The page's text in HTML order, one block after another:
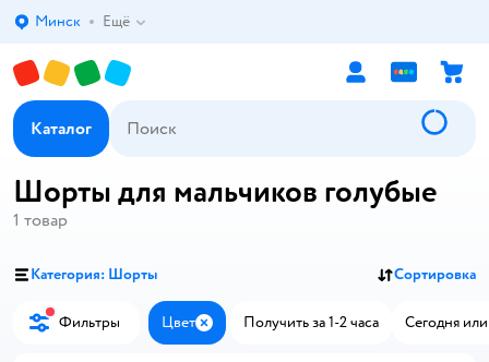
Выбор адреса доставки.
Минск Ещё
Каталог
Шорты для мальчиков голубые
1 товар
Категория: Шорты Сортировка
Фильтры Цвет ЗакрытьПолучить за 1-2 часа Сегодня или